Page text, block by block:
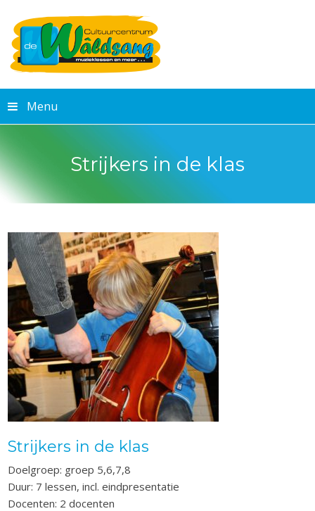
Menu
Strijkers in de klas
Strijkers in de klas
Doelgroep: groep 5,6,7,8
Duur: 7 lessen, incl. eindpresentatie
Docenten: 2 docenten